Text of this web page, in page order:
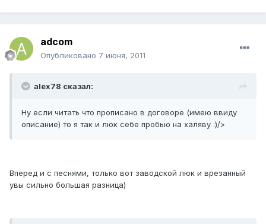
adcom
Опубликовано 7 июня, 2011
alex78 сказал:
Ну если читать что прописано в договоре (имею ввиду
описание) то я так и люк себе пробью на халяву :)/>
Вперед и с песнями, только вот заводской люк и врезанный
увы сильно большая разница)